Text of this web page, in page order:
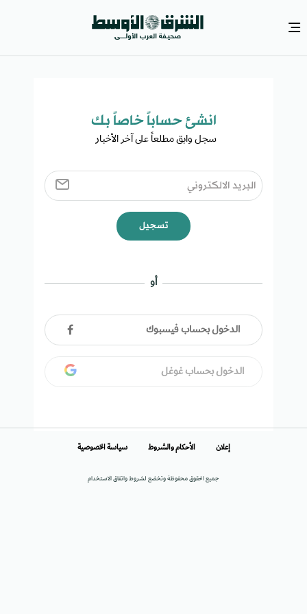
انشئ حساباً خاصاً بك​
سجل وابق مطلعاً على آخر الأخبار ​
تسجيل
أو
الدخول بحساب فيسبوك
الدخول بحساب غوغل
جميع الحقوق محفوظة وتخضع لشروط واتفاق الاستخدام
إعلان الأحكام والشروط سياسة الخصوصية